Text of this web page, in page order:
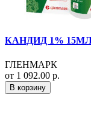
КАНДИД 1%
ГЛЕНМАРК
от 1 092.00 р.
В корзину